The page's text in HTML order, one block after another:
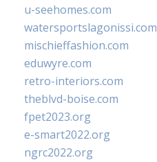
u-seehomes.com
watersportslagonissi.com
mischieffashion.com
eduwyre.com
retro-interiors.com
theblvd-boise.com
fpet2023.org
e-smart2022.org
ngrc2022.org